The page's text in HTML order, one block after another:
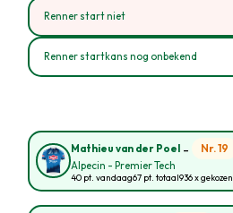
Renner start niet
Renner startkans nog onbekend
Mathieu van der Poel - Nr. 19
Alpecin - Premier Tech
40 pt. vandaag67 pt. totaal936 x gekozen